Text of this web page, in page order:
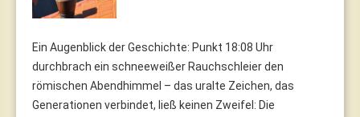
Ein Augenblick der Geschichte: Punkt 18:08 Uhr
durchbrach ein schneeweißer Rauchschleier den
römischen Abendhimmel – das uralte Zeichen, das
Generationen verbindet, ließ keinen Zweifel: Die